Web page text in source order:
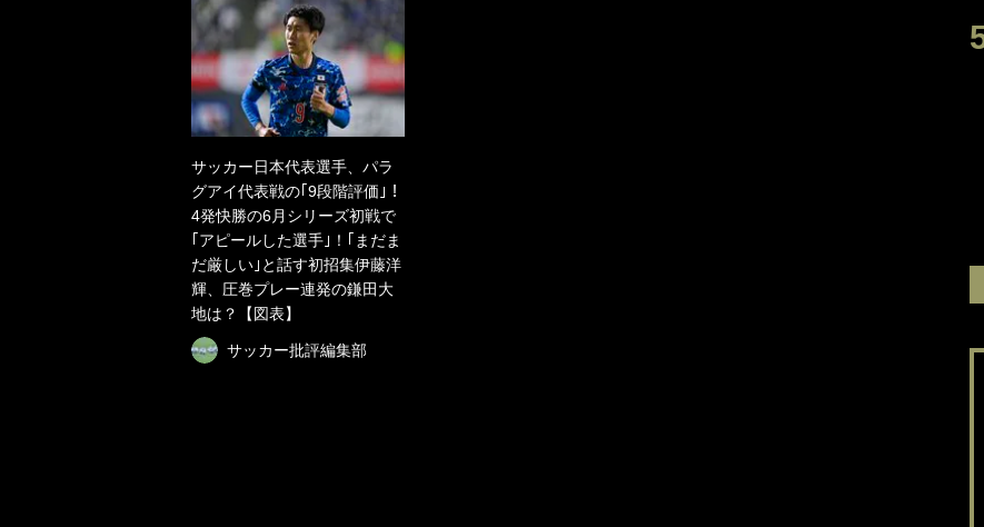
サッカー日本代表選手、パラ
グアイ代表戦の｢9段階評価｣！
4発快勝の6月シリーズ初戦で
｢アピールした選手｣！｢まだま
だ厳しい｣と話す初招集伊藤洋
輝、圧巻プレー連発の鎌田大
地は？【図表】
サッカー批評編集部